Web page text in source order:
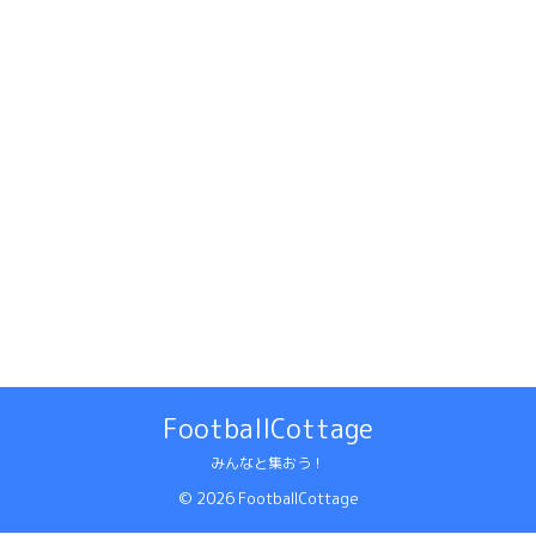
FootballCottage
みんなと集おう！
© 2026 FootballCottage